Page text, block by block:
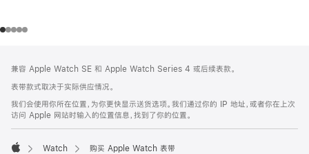
页
页
脚
注
兼容 Apple Watch SE 和 Apple Watch Series 4 或后续表款。
表带款式取决于实际供应情况。
我们会使用你所在位置，为你更快显示送货选项。我们通过你的 IP 地址，或者你在上次
访问 Apple 网站时输入的位置信息，找到了你的位置。
Watch
购买 Apple Watch 表带